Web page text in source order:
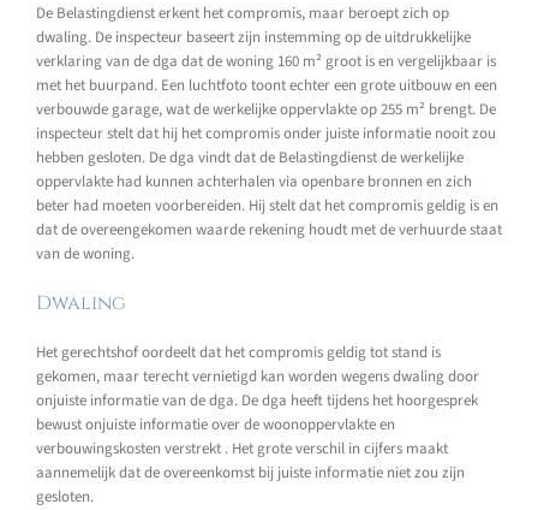
De Belastingdienst erkent het compromis, maar beroept zich op
dwaling. De inspecteur baseert zijn instemming op de uitdrukkelijke
verklaring van de dga dat de woning 160 m² groot is en vergelijkbaar is
met het buurpand. Een luchtfoto toont echter een grote uitbouw en een
verbouwde garage, wat de werkelijke oppervlakte op 255 m² brengt. De
inspecteur stelt dat hij het compromis onder juiste informatie nooit zou
hebben gesloten. De dga vindt dat de Belastingdienst de werkelijke
oppervlakte had kunnen achterhalen via openbare bronnen en zich
beter had moeten voorbereiden. Hij stelt dat het compromis geldig is en
dat de overeengekomen waarde rekening houdt met de verhuurde staat
van de woning.
Dwaling
Het gerechtshof oordeelt dat het compromis geldig tot stand is
gekomen, maar terecht vernietigd kan worden wegens dwaling door
onjuiste informatie van de dga. De dga heeft tijdens het hoorgesprek
bewust onjuiste informatie over de woonoppervlakte en
verbouwingskosten verstrekt . Het grote verschil in cijfers maakt
aannemelijk dat de overeenkomst bij juiste informatie niet zou zijn
gesloten.